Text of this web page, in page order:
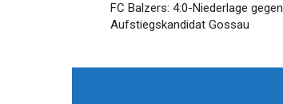
FC Balzers: 4:0-Niederlage gegen
Aufstiegskandidat Gossau